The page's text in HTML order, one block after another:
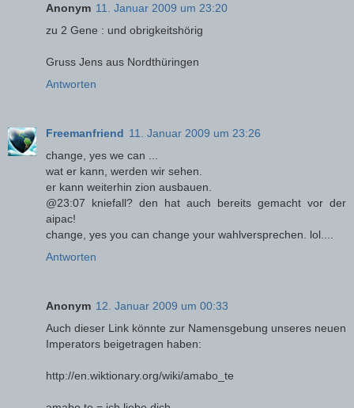
Anonym 11. Januar 2009 um 23:20
zu 2 Gene : und obrigkeitshörig
Gruss Jens aus Nordthüringen
Antworten
Freemanfriend 11. Januar 2009 um 23:26
change, yes we can ...
wat er kann, werden wir sehen.
er kann weiterhin zion ausbauen.
@23:07 kniefall? den hat auch bereits gemacht vor der
aipac!
change, yes you can change your wahlversprechen. lol....
Antworten
Anonym 12. Januar 2009 um 00:33
Auch dieser Link könnte zur Namensgebung unseres neuen
Imperators beigetragen haben:
http://en.wiktionary.org/wiki/amabo_te